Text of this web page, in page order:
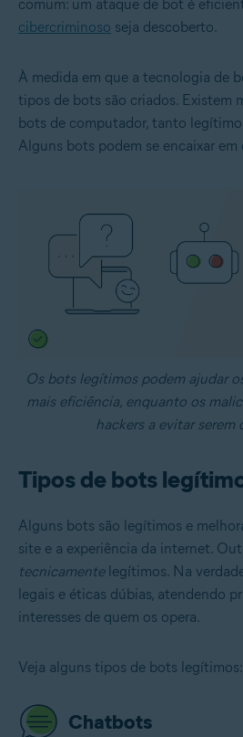
comum: um ataque de bot é
cibercriminoso seja descoberto.
À medida em que a tecnologia de
tipos de bots são criados. Existem
bots de computador, tanto
Alguns bots podem se encaixar
Os bots legítimos podem ajudar
mais eficiência, enquanto os
hackers a evitar serem
Tipos de bots
Alguns bots são legítimos e
site e a experiência da internet.
tecnicamentelegítimos. Na
legais e éticas dúbias, atendendo
interesses de quem os opera.
Veja alguns tipos de bots legítimos:
Chatbots